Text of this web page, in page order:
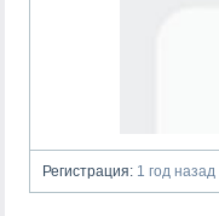
Регистрация: 1 год назад